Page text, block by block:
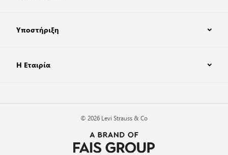
Υποστήριξη
Η Εταιρία
© 2026 Levi Strauss & Co